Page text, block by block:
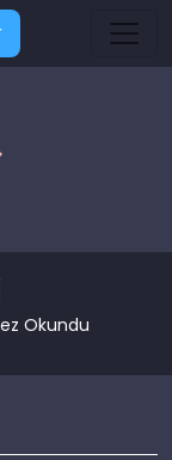
Okundu